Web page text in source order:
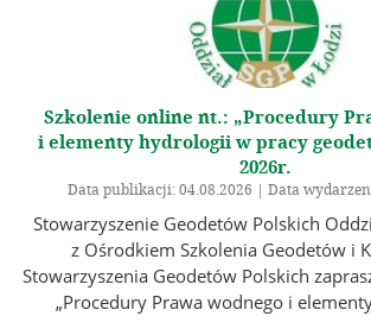
Konferencja ICC 2027
Konkurs na najlepszą pracę
Archiwum
Archiwalne szkolenia
Jubileusz 100-lecia Stowarzyszenia
Galeria
Szkolenie online nt.: „Procedury
i elementy hydrologii w pracy
2026r.
Data publikacji: 04.08.2026 | Data
Stowarzyszenie Geodetów Polskich
z Ośrodkiem Szkolenia Geodetów i
Stowarzyszenia Geodetów Polskich
„Procedury Prawa wodnego i